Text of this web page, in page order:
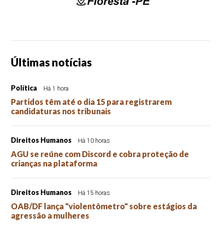
Últimas notícias
Política Há 1 hora
Partidos têm até o dia 15 para registrarem
candidaturas nos tribunais
Direitos Humanos Há 10 horas
AGU se reúne com Discord e cobra proteção de
crianças na plataforma
Direitos Humanos Há 15 horas
OAB/DF lança "violentômetro" sobre estágios da
agressão a mulheres